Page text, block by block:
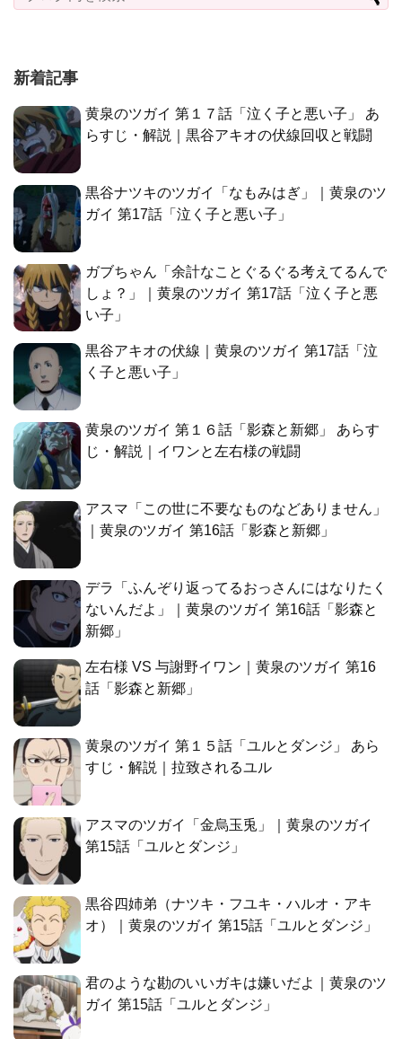
新着記事
黄泉のツガイ 第１７話「泣く子と悪い子」 あ
らすじ・解説｜黒谷アキオの伏線回収と戦闘
黒谷ナツキのツガイ「なもみはぎ」｜黄泉のツ
ガイ 第17話「泣く子と悪い子」
ガブちゃん「余計なことぐるぐる考えてるんで
しょ？」｜黄泉のツガイ 第17話「泣く子と悪
い子」
黒谷アキオの伏線｜黄泉のツガイ 第17話「泣
く子と悪い子」
黄泉のツガイ 第１６話「影森と新郷」 あらす
じ・解説｜イワンと左右様の戦闘
アスマ「この世に不要なものなどありません」
｜黄泉のツガイ 第16話「影森と新郷」
デラ「ふんぞり返ってるおっさんにはなりたく
ないんだよ」｜黄泉のツガイ 第16話「影森と
新郷」
左右様 VS 与謝野イワン｜黄泉のツガイ 第16
話「影森と新郷」
黄泉のツガイ 第１５話「ユルとダンジ」 あら
すじ・解説｜拉致されるユル
アスマのツガイ「金烏玉兎」｜黄泉のツガイ
第15話「ユルとダンジ」
黒谷四姉弟（ナツキ・フユキ・ハルオ・アキ
オ）｜黄泉のツガイ 第15話「ユルとダンジ」
君のような勘のいいガキは嫌いだよ｜黄泉のツ
ガイ 第15話「ユルとダンジ」